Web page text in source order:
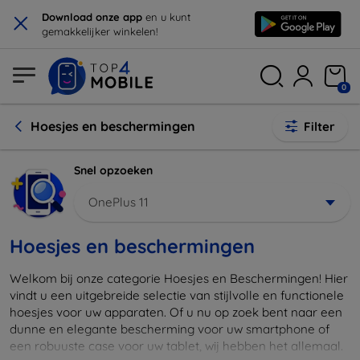
× Download onze app en u kunt
gemakkelijker winkelen!
0
Hoesjes en beschermingen Filter
Snel opzoeken
OnePlus 11
Hoesjes en beschermingen
Welkom bij onze categorie Hoesjes en Beschermingen! Hier
vindt u een uitgebreide selectie van stijlvolle en functionele
hoesjes voor uw apparaten. Of u nu op zoek bent naar een
dunne en elegante bescherming voor uw smartphone of
een robuuste case voor uw tablet, wij hebben het allemaal.